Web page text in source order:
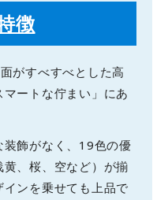
徴
がすべすべとした高
ートな佇まい」にあ
飾がなく、19色の優
、桜、空など）が揃
ンを乗せても上品で